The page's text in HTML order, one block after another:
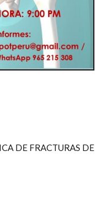
DE FRACTURAS DE